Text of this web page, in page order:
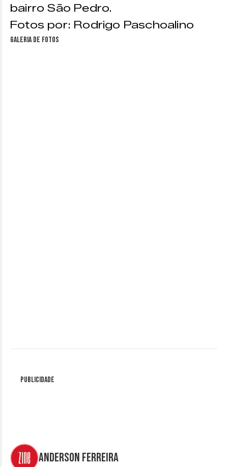
bairro São Pedro.
Fotos por: Rodrigo Paschoalino
Galeria de fotos
Publicidade
Anderson Ferreira